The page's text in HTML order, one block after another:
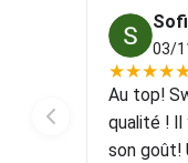
03/
★★★★
Au top!
qualité ! Il
son goût!